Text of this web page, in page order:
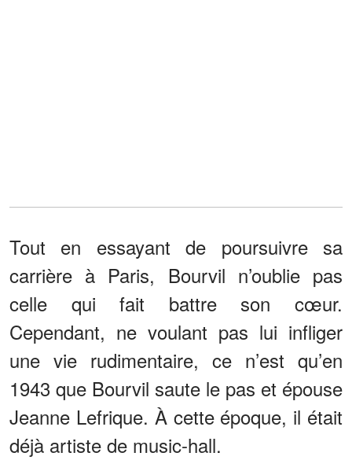
Tout en essayant de poursuivre sa
carrière à Paris, Bourvil n’oublie pas
celle qui fait battre son cœur.
Cependant, ne voulant pas lui infliger
une vie rudimentaire, ce n’est qu’en
1943 que Bourvil saute le pas et épouse
Jeanne Lefrique. À cette époque, il était
déjà artiste de music-hall.